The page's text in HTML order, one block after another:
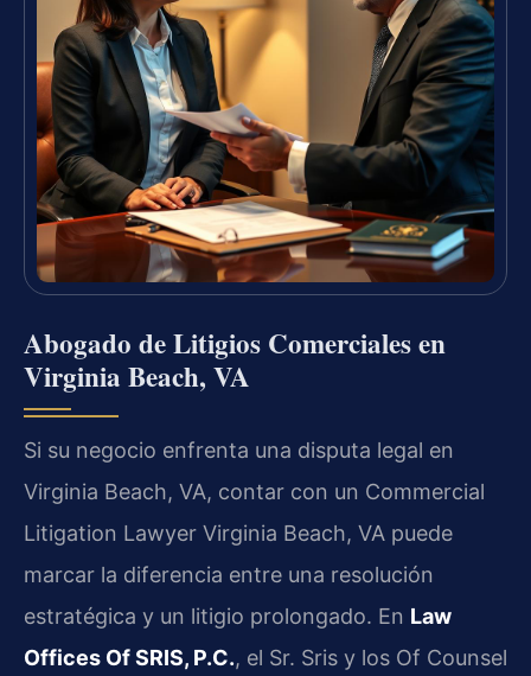
Abogado de Litigios Comerciales en
Virginia Beach, VA
Si su negocio enfrenta una disputa legal en
Virginia Beach, VA, contar con un Commercial
Litigation Lawyer Virginia Beach, VA puede
marcar la diferencia entre una resolución
estratégica y un litigio prolongado. En Law
Offices Of SRIS, P.C., el Sr. Sris y los Of Counsel